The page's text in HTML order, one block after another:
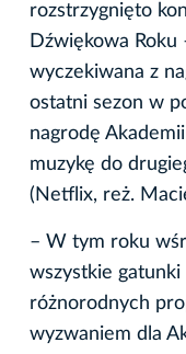
rozstrzygnięto
Dźwiękowa
wyczekiwana z
ostatni sezon w
nagrodę
muzykę do
(Netflix, reż.
– W tym roku
wszystkie
różnorodnych
wyzwaniem dla